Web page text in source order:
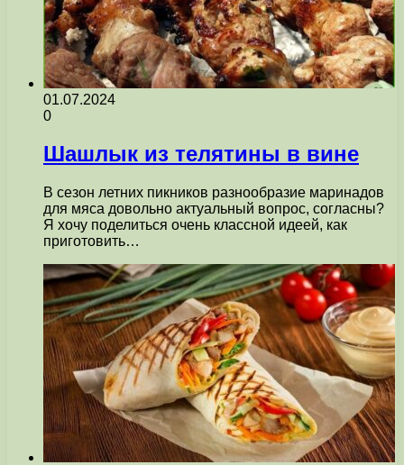
01.07.2024
0
Шашлык из телятины в вине
В сезон летних пикников разнообразие маринадов
для мяса довольно актуальный вопрос, согласны?
Я хочу поделиться очень классной идеей, как
приготовить…